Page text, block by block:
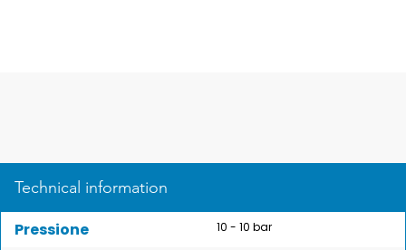
Technical information
Pressione 10 - 10 bar